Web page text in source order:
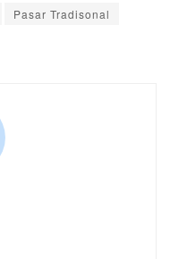
Pasar Tradisonal